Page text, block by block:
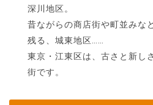
深川地区。
昔ながらの商店街や町並みな
残る、城東地区……
東京・江東区は、古さと新し
街です。